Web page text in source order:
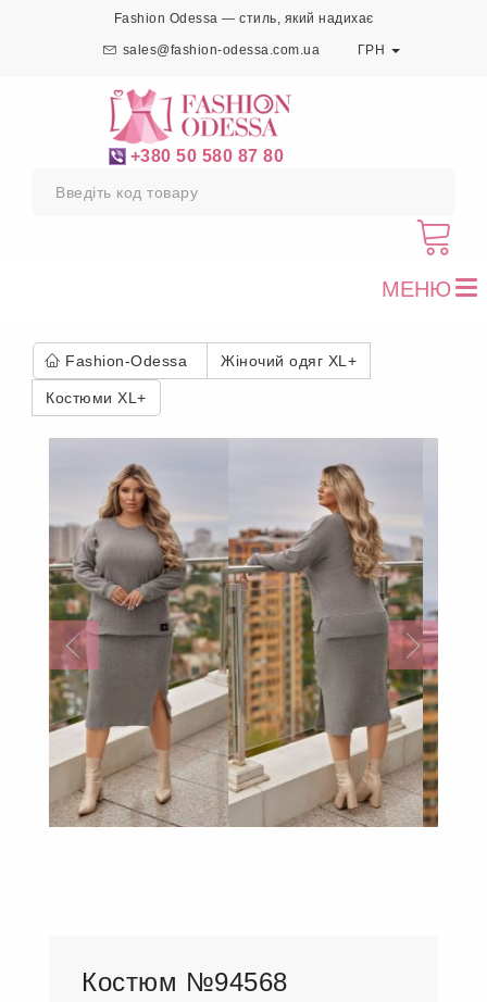
Fashion Odessa — стиль, який надихає
sales@fashion-odessa.com.ua ГРН
+380 50 580 87 80
МЕНЮ
Fashion-Odessa Жіночий одяг XL+
Костюми XL+